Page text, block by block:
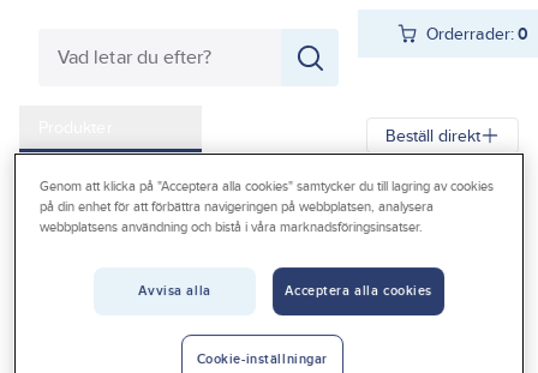
Orderrader:0
Outlet
Beställ direkt
Gelia Produkter Gelia El
Installationsmateriel
Ljus- och tidreglering
Fjärrströmbrytare
LEDVANCE
Plug för uttag,
Genom att klicka på "Acceptera alla cookies" samtycker du till lagring av cookies
på din enhet för att förbättra navigeringen på webbplatsen, analysera
webbplatsens användning och bistå i våra marknadsföringsinsatser.
Avvisa alla Acceptera alla cookies
Cookie-inställningar